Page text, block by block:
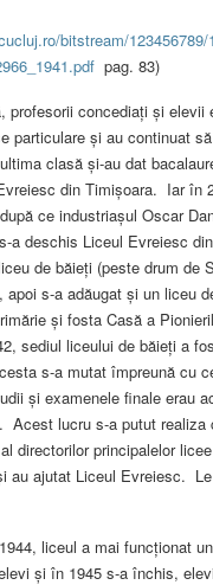
bitstream/123456789/
pag. 83)
profesorii concediați și elevii
particulare și au continuat
clasă și-au dat
din Timișoara. Iar în
ce industriașul Oscar
a deschis Liceul Evreiesc
de băieți (peste drum de
apoi s-a adăugat și un liceu
și fosta Casă a
sediul liceului de băieți a
s-a mutat împreună cu
și examenele finale erau
Acest lucru s-a putut realiza
directorilor principalelor
au ajutat Liceul Evreiesc.
liceul a mai funcționat
și în 1945 s-a închis,